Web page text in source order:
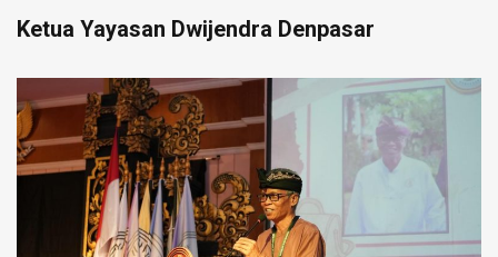
Ketua Yayasan Dwijendra Denpasar